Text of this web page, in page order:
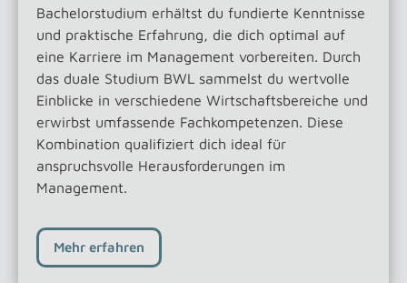
Bachelorstudium erhältst du fundierte Kenntnisse
und praktische Erfahrung, die dich optimal auf
eine Karriere im Management vorbereiten. Durch
das duale Studium BWL sammelst du wertvolle
Einblicke in verschiedene Wirtschaftsbereiche und
erwirbst umfassende Fachkompetenzen. Diese
Kombination qualifiziert dich ideal für
anspruchsvolle Herausforderungen im
Management.
Mehr erfahren